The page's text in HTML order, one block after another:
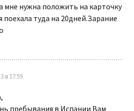
мне нужна положить на карточку
поехала туда на 20дней.Зарание
в 17:59
пребывания в Испании Вам